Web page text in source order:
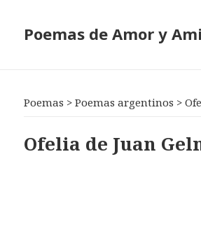
Poemas de Amor y
Poemas >Poemas argentinos >
Ofelia de Juan